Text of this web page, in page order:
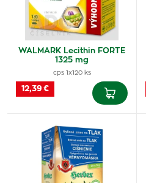
WALMARK Lecithin FORTE
1325 mg
cps 1x120 ks
12,39 €